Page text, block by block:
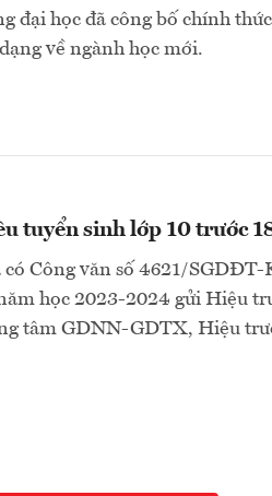
đại học đã công bố chính
về ngành học mới.
tuyển sinh lớp 10 trước
Công văn số 4621/SGDĐT-
học 2023-2024 gửi Hiệu
tâm GDNN-GDTX, Hiệu